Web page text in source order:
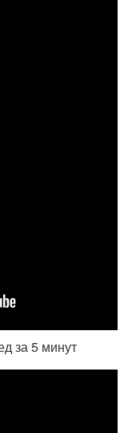
за 5 минут